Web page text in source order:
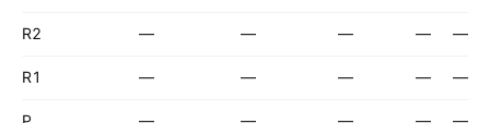
R2 — — — — —
R1 — — — — —